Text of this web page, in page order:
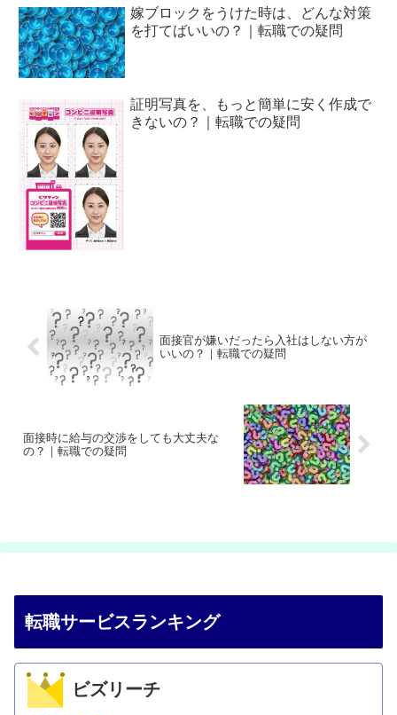
嫁ブロックをうけた時は、どんな対策
を打てばいいの？｜転職での疑問
証明写真を、もっと簡単に安く作成で
きないの？｜転職での疑問
面接官が嫌いだったら入社はしない方が
いいの？｜転職での疑問
面接時に給与の交渉をしても大丈夫な
の？｜転職での疑問
転職サービスランキング
ビズリーチ